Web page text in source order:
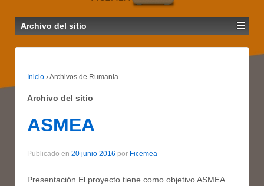
Archivo del sitio
Inicio ›Archivos de Rumania
Archivo del sitio
ASMEA
Publicado en 20 junio 2016 por Ficemea
Presentación El proyecto tiene como objetivo ASMEA